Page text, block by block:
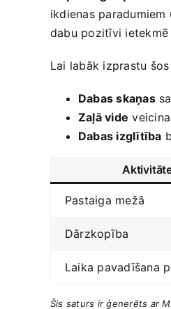
ikdienas​
dabu pozitīvi
Lai labāk izprastu
Dabas skaņas
Zaļā vide
Dabas izglītība
Pastaiga mežā
Dārzkopība
Laika pavadīšana
Šis‍ saturs ir ‌ģenerēts ar